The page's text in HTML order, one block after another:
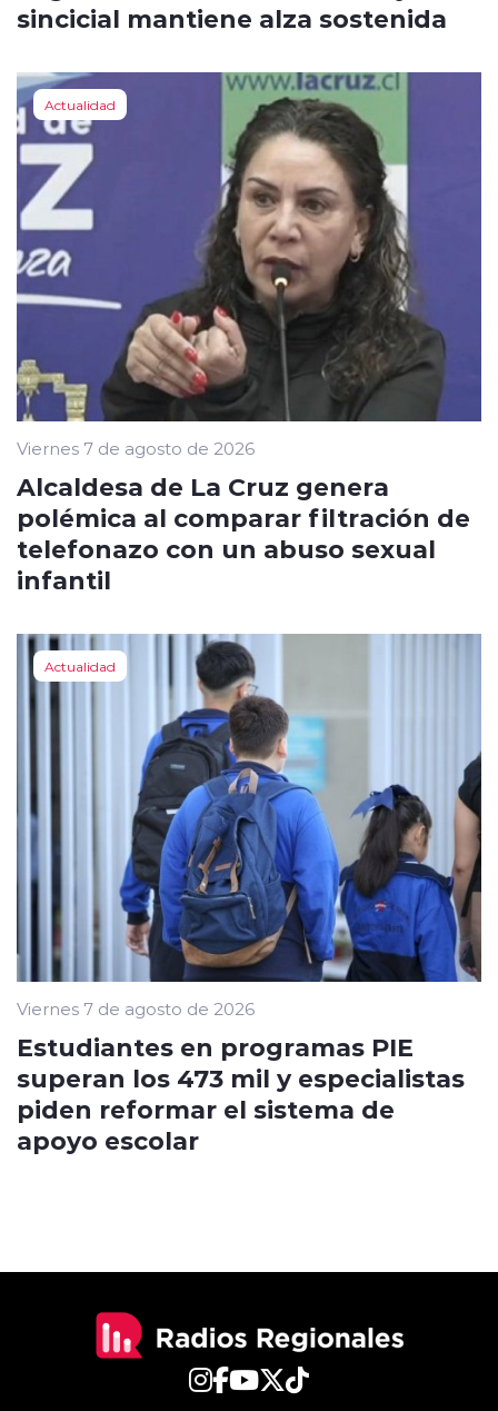
sincicial mantiene alza sostenida
Actualidad
Viernes 7 de agosto de 2026
Alcaldesa de La Cruz genera
polémica al comparar filtración de
telefonazo con un abuso sexual
infantil
Actualidad
Viernes 7 de agosto de 2026
Estudiantes en programas PIE
superan los 473 mil y especialistas
piden reformar el sistema de
apoyo escolar